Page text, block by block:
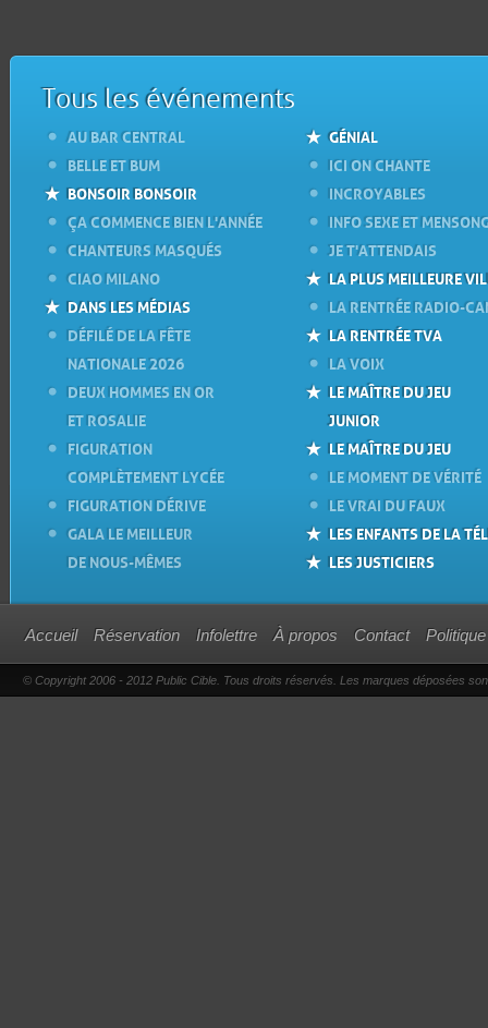
Tous les événements
AU BAR CENTRAL
BELLE ET BUM
BONSOIR BONSOIR
ÇA COMMENCE BIEN L'ANNÉE
CHANTEURS MASQUÉS
CIAO MILANO
DANS LES MÉDIAS
DÉFILÉ DE LA FÊTE
NATIONALE 2026
DEUX HOMMES EN OR
ET ROSALIE
FIGURATION
COMPLÈTEMENT LYCÉE
FIGURATION DÉRIVE
GALA LE MEILLEUR
DE NOUS-MÊMES
GÉNIAL
ICI ON CHANTE
INCROYABLES
INFO SEXE ET
JE T'ATTENDAIS
LA PLUS MEILLEURE
LA RENTRÉE RADIO-
LA RENTRÉE TVA
LA VOIX
LE MAÎTRE DU JEU
JUNIOR
LE MAÎTRE DU JEU
LE MOMENT DE VÉRITÉ
LE VRAI DU FAUX
LES ENFANTS DE LA
LES JUSTICIERS
Accueil Réservation Infolettre À propos Contact
© Copyright 2006 - 2012 Public Cible. Tous droits réservés. Les marques déposées